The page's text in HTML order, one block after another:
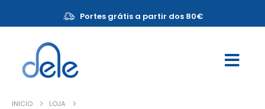
Portes grátis a partir dos 80€
INICIO
LOJA